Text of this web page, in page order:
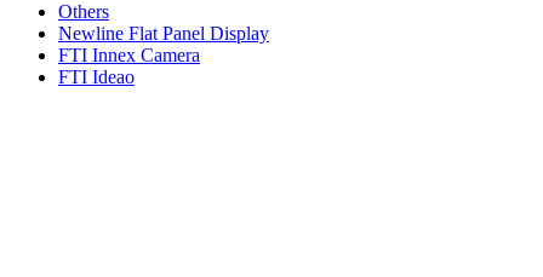
Others
Newline Flat Panel Display
FTI Innex Camera
FTI Ideao